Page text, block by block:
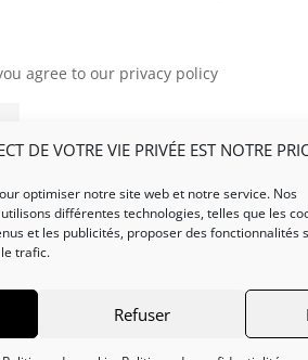
DE VOTRE VIE PRIVÉE EST NOTRE
optimiser notre site web et notre service. Nos
différentes technologies, telles que les
et les publicités, proposer des fonctionnalités
trafic.
Refuser
agree to our privacy policy